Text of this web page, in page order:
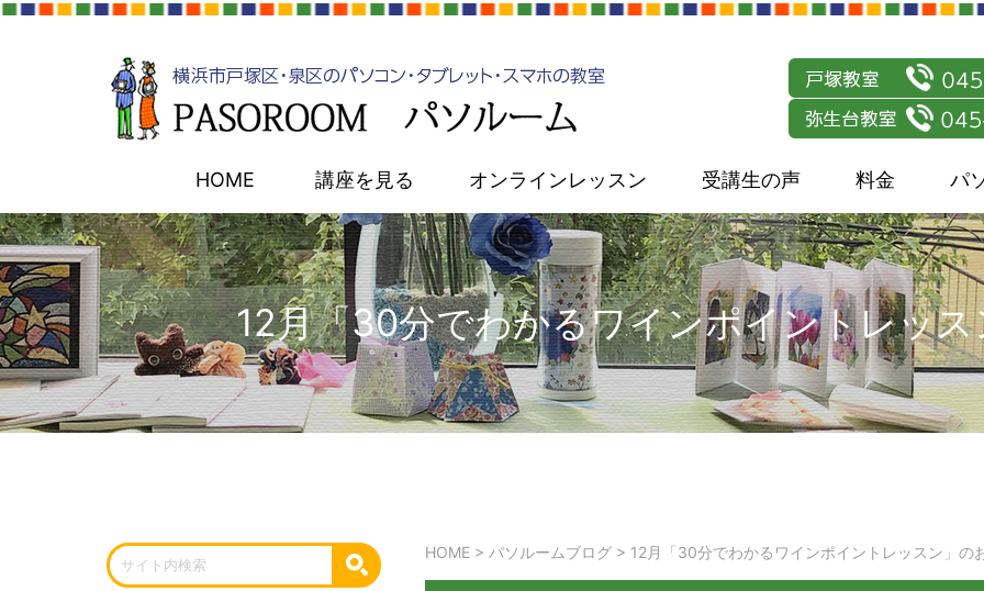
HOME 講座を見る オンラインレッスン 受講生の声 料金 パ
12月「30分でわかるワインポイントレッ
HOME > パソルームブログ > 12月「30分でわかるワインポイントレッスン」の